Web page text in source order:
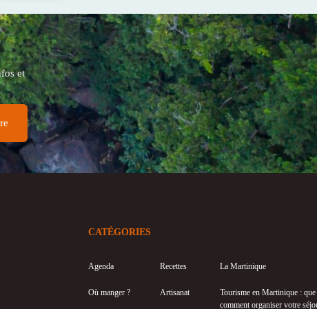
et
CATÉGORIES
Agenda
Où manger ?
Recettes
Artisanat
La Martinique
Tourisme en Martinique :
comment organiser votre